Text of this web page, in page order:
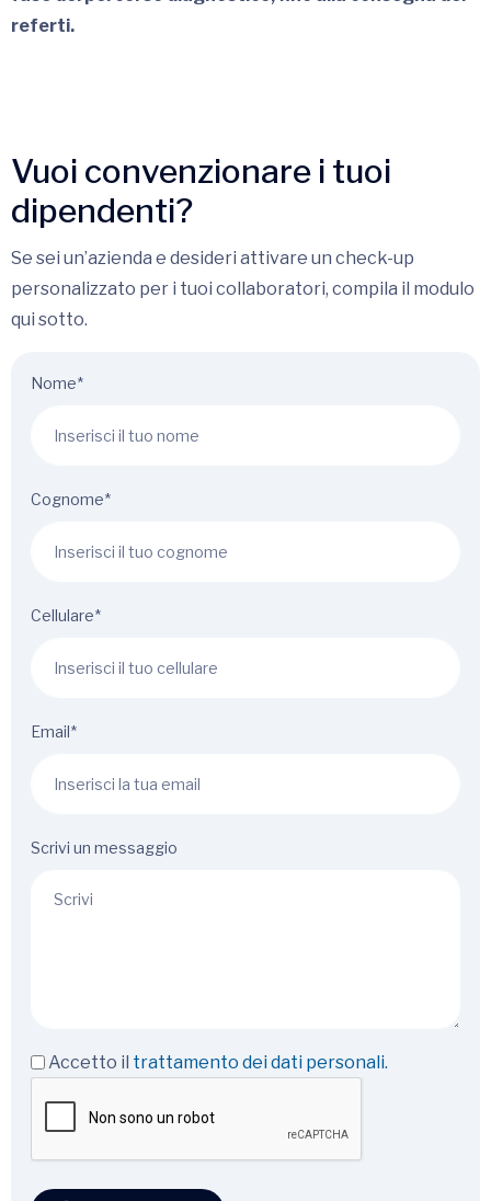
referti.
Vuoi convenzionare i tuoi
dipendenti?
Se sei un’azienda e desideri attivare un check-up
personalizzato per i tuoi collaboratori, compila il modulo
qui sotto.
Nome*
Cognome*
Cellulare*
Email*
Scrivi un messaggio
Accetto il trattamento dei dati personali.